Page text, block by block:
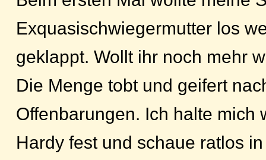
Exquasischwiegermutter los
geklappt. Wollt ihr noch mehr
Die Menge tobt und geifert
Offenbarungen. Ich halte mich
Hardy fest und schaue ratlos